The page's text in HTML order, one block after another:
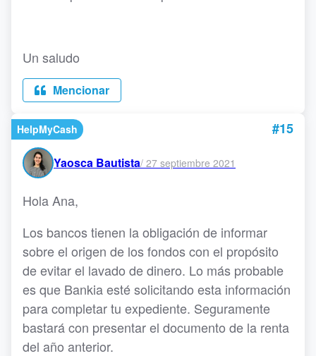
Un saludo
Mencionar
HelpMyCash #15
Yaosca Bautista/ 27 septiembre 2021
Hola Ana,
Los bancos tienen la obligación de informar
sobre el origen de los fondos con el propósito
de evitar el lavado de dinero. Lo más probable
es que Bankia esté solicitando esta información
para completar tu expediente. Seguramente
bastará con presentar el documento de la renta
del año anterior.